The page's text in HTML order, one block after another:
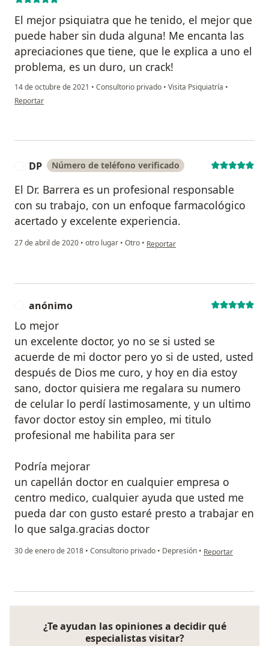
El mejor psiquiatra que he tenido, el mejor que
puede haber sin duda alguna! Me encanta las
apreciaciones que tiene, que le explica a uno el
problema, es un duro, un crack!
14 de octubre de 2021 • Consultorio privado • Visita Psiquiatría •
en opinión del usuario Camilo V
Reportar
DP Número de teléfono verificado
El Dr. Barrera es un profesional responsable
con su trabajo, con un enfoque farmacológico
acertado y excelente experiencia.
27 de abril de 2020 • otro lugar • Otro • en opinión del usuario DP
Reportar
anónimo
Lo mejor
un excelente doctor, yo no se si usted se
acuerde de mi doctor pero yo si de usted, usted
después de Dios me curo, y hoy en dia estoy
sano, doctor quisiera me regalara su numero
de celular lo perdí lastimosamente, y un ultimo
favor doctor estoy sin empleo, mi titulo
profesional me habilita para ser
Podría mejorar
un capellán doctor en cualquier empresa o
centro medico, cualquier ayuda que usted me
pueda dar con gusto estaré presto a trabajar en
lo que salga.gracias doctor
30 de enero de 2018 • Consultorio privado • Depresión • en opinión del
Reportar
¿Te ayudan las opiniones a decidir qué
especialistas visitar?